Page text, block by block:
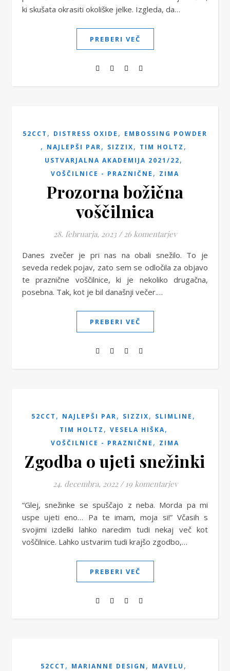
ki skušata okrasiti okoliške jelke. Izgleda, da…
PREBERI VEČ
52CCT , DISTRESS OXIDE , EMBOSSING POWDER
, NAJLEPŠI PAR, SIZZIX, TIM HOLTZ ,
USTVARJALNA AKADEMIJA 2021/22,
VOŠČILNICE - PRAZNIČNE , ZIMA
Prozorna božična
voščilnica
28. februarja, 2023 / 26 komentarjev
Danes zvečer je pri nas na obali snežilo. To je
seveda redek pojav, zato sem se odločila za objavo
te praznične voščilnice, ki je nekoliko drugačna,
posebna. Tak, kot je bil današnji večer.…
PREBERI VEČ
52CCT , NAJLEPŠI PAR, SIZZIX, SLIMLINE ,
TIM HOLTZ , VESELA HIŠKA,
VOŠČILNICE - PRAZNIČNE , ZIMA
Zgodba o ujeti snežinki
24. decembra, 2022 / 19 komentarjev
“Glej, snežinke se spuščajo z neba. Morda pa mi
uspe ujeti eno… Pa te imam, moja si!” Včasih s
svojimi izdelki lahko naredim tudi nekaj več kot
voščilnice. Lahko ustvarim tudi krajšo zgodbo,…
PREBERI VEČ
52CCT , MARIANNE DESIGN , MAVELU ,